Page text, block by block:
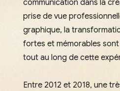
communication dans la
prise de vue
graphique, la
fortes et mémorables sont
tout au long de cette
Entre 2012 et 2018, une